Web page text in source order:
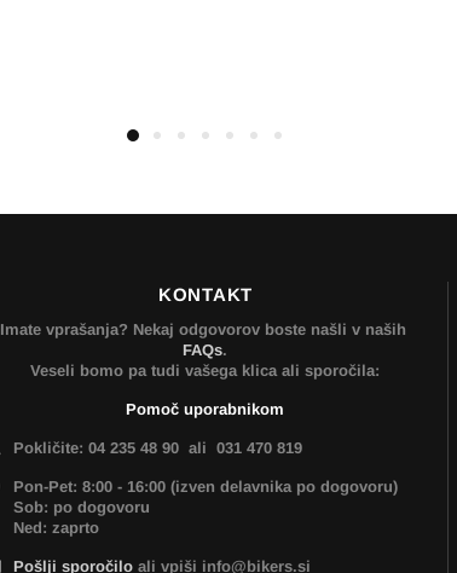
KONTAKT
Imate vprašanja? Nekaj odgovorov boste našli v naših
FAQs.
Veseli bomo pa tudi vašega klica ali sporočila:
Pomoč uporabnikom
Pokličite: 04 235 48 90 ali 031 470 819
Pon-Pet: 8:00 - 16:00 (izven delavnika po dogovoru)
Sob: po dogovoru
Ned: zaprto
Pošlji sporočiloali vpiši info@bikers.si